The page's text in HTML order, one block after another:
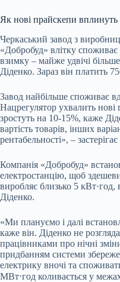
Як нові прайскепи вплинуть
Черкаський завод з
«Добробуд» влітку
взимку – майже удвічі
Діденко. Зараз він платить
Завод найбільше споживає
Нацрегулятор ухвалить нові
зростуть на 10-15%, каже
вартість товарів, інших
рентабельності», – застерігає
Компанія «Добробуд»
електростанцію, щоб
виробляє близько 5 кВт·год,
Діденко.
«Ми плануємо і далі
каже він. Діденко не
працівниками про нічні
придбанням системи
електрику вночі та
МВт⋅год коливається у